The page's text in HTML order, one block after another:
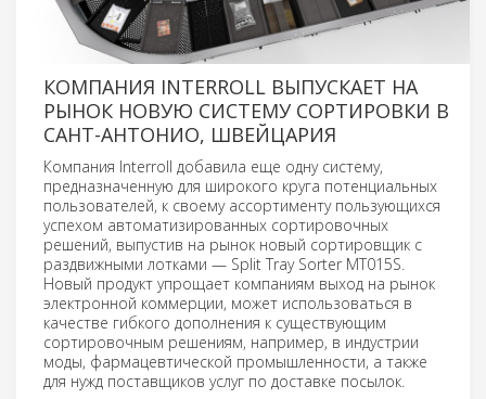
КОМПАНИЯ INTERROLL ВЫПУСКАЕТ НА
РЫНОК НОВУЮ СИСТЕМУ СОРТИРОВКИ В
САНТ-АНТОНИО, ШВЕЙЦАРИЯ
Компания Interroll добавила еще одну систему,
предназначенную для широкого круга потенциальных
пользователей, к своему ассортименту пользующихся
успехом автоматизированных сортировочных
решений, выпустив на рынок новый сортировщик с
раздвижными лотками — Split Tray Sorter MT015S.
Новый продукт упрощает компаниям выход на рынок
электронной коммерции, может использоваться в
качестве гибкого дополнения к существующим
сортировочным решениям, например, в индустрии
моды, фармацевтической промышленности, а также
для нужд поставщиков услуг по доставке посылок.